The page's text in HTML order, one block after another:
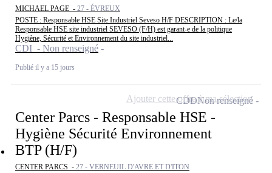
MICHAEL PAGE - 27 - ÉVREUX
POSTE : Responsable HSE Site Industriel Seveso H/F DESCRIPTION : Le/la
Responsable HSE site industriel SEVESO (F/H) est garant-e de la politique
Hygiène, Sécurité et Environnement du site industriel...
CDI - Non renseigné
Publié il y a 15 jours
Center Parcs - Responsable HSE -
Hygiène Sécurité Environnement
BTP (H/F)
CENTER PARCS - 27 - VERNEUIL D'AVRE ET D'ITON
CDDNon renseigné
Ajouter cette offre à ma sélection